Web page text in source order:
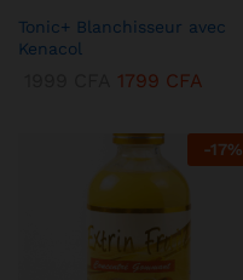
Tonic+ Blanchisseur avec
Kenacol
1799 CFA
-17%